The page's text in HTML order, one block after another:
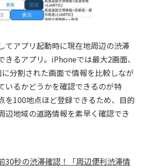
てアプリ起動時に現在地周辺の渋滞
きるアプリ。iPhoneでは最大2画面、
分割された画面で情報を比較しなが
いるかどうかを確認できるのが特
を100地点ほど登録できるため、目的
辺地域の道路情報を素早く確認でき
30秒の渋滞確認！「周辺便利渋滞情